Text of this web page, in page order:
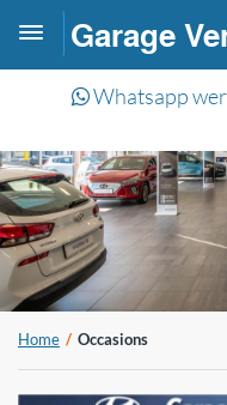
Garage
Whatsapp
Toggle
navigation
Home Occasions